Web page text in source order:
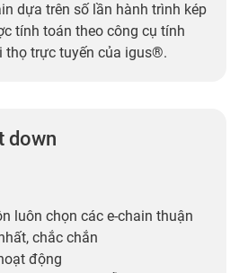
dựa trên số lần hành trình kép
tính toán theo công cụ tính
thọ trực tuyến của igus®.
down
luôn chọn các e-chain thuận
chắc chắn
động